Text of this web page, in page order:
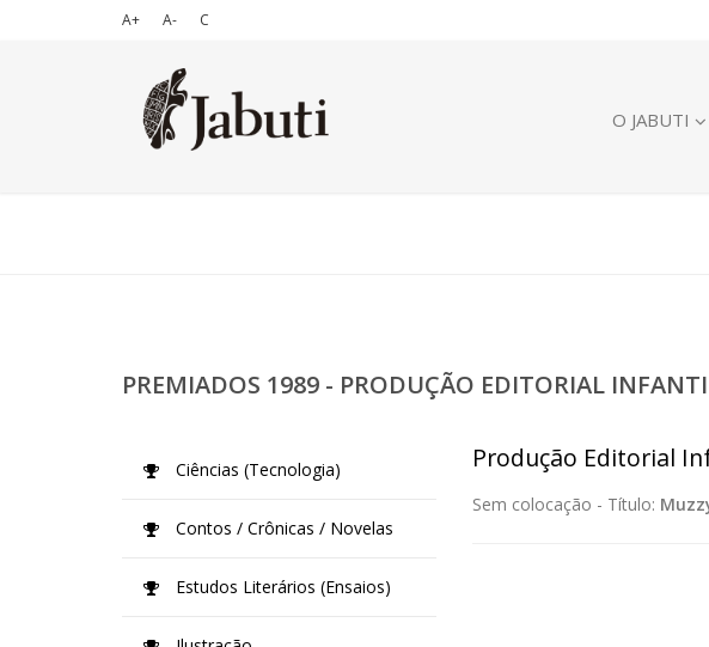
A+ A- C
O JABUTI
PREMIADOS 1989 - PRODUÇÃO EDITORIAL
Produção Editorial
Sem colocação - Título:
Ciências (Tecnologia)
Contos / Crônicas / Novelas
Estudos Literários (Ensaios)